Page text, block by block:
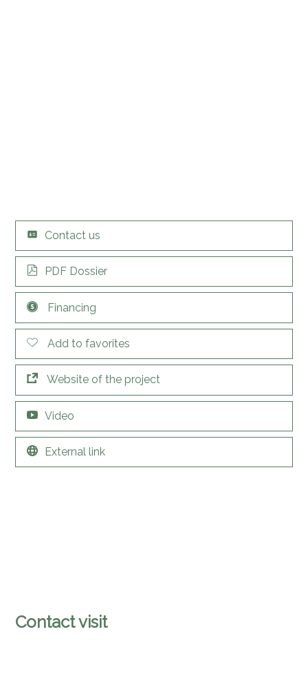
Contact us
PDF Dossier
Financing
Add to favorites
Website of the project
Video
External link
Contact visit